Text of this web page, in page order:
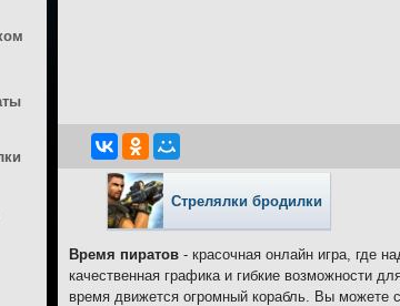
Стрелялки бродилки
Время пиратов - красочная онлайн игра, где
качественная графика и гибкие возможности
время движется огромный корабль. Вы можете